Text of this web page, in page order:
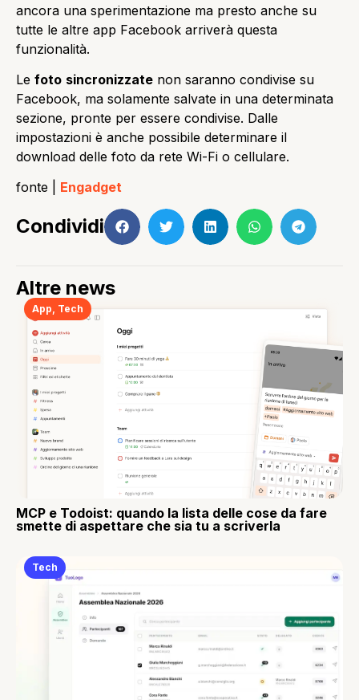
ancora una sperimentazione ma presto anche su
tutte le altre app Facebook arriverà questa
funzionalità.
Le foto sincronizzate non saranno condivise su
Facebook, ma solamente salvate in una determinata
sezione, pronte per essere condivise. Dalle
impostazioni è anche possibile determinare il
download delle foto da rete Wi-Fi o cellulare.
fonte | Engadget
Condividi
Altre news
App Tech
MCP e Todoist: quando la lista delle cose da fare
smette di aspettare che sia tu a scriverla
Tech